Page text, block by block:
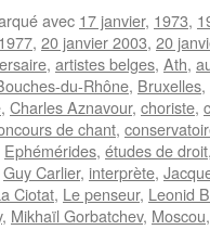
avec 17 janvier, 1973,
, 20 janvier 2003, 20
, artistes belges, Ath,
du-Rhône, Bruxelles,
, Charles Aznavour, choriste,
de chant,
Ephémérides, études de droit
Guy Carlier, interprète,
Ciotat, Le penseur, Leonid
, Mikhaïl Gorbatchev, Moscou